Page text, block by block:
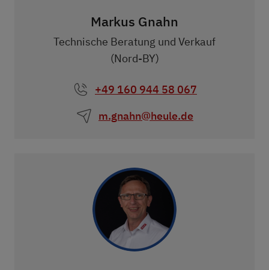
Markus Gnahn
Technische Beratung und Verkauf
(Nord-BY)
+49 160 944 58 067
m.gnahn@heule.de